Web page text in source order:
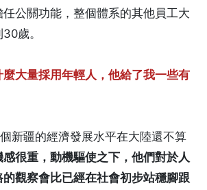
公關功能，整個體系的其他員工大
歲。
大量採用年輕人，他給了我一些有
新疆的經濟發展水平在大陸還不算
很重，動機驅使之下，他們對於人
觀察會比已經在社會初步站穩腳跟